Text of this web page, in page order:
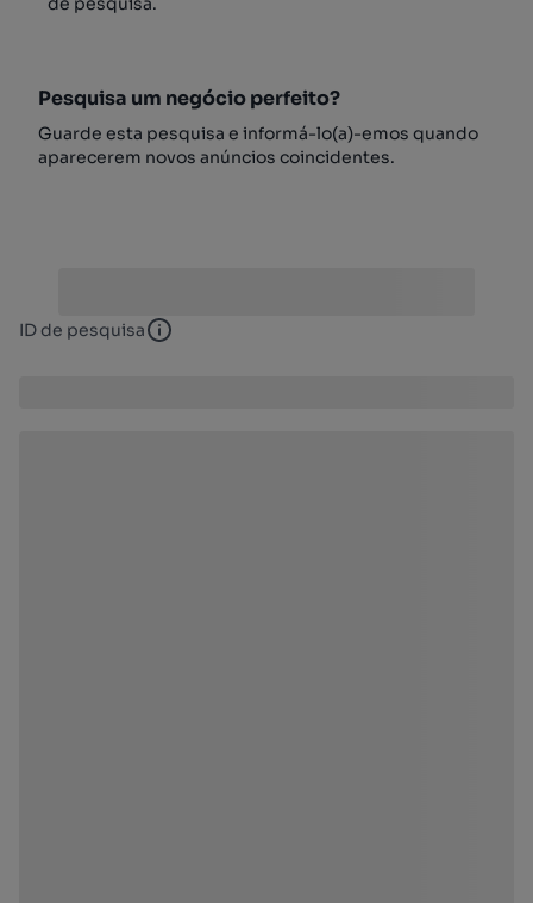
Pesquisa um negócio perfeito?
Guarde esta pesquisa e informá-lo(a)-emos quando
aparecerem novos anúncios coincidentes.
ID de pesquisa ID de pesquisa